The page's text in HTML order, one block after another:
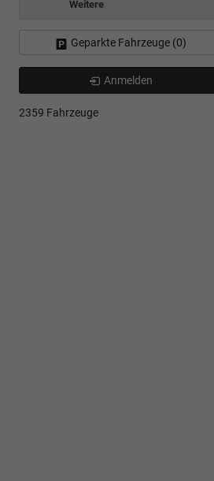
Weitere
Geparkte Fahrzeuge (0)
Anmelden
2359 Fahrzeuge